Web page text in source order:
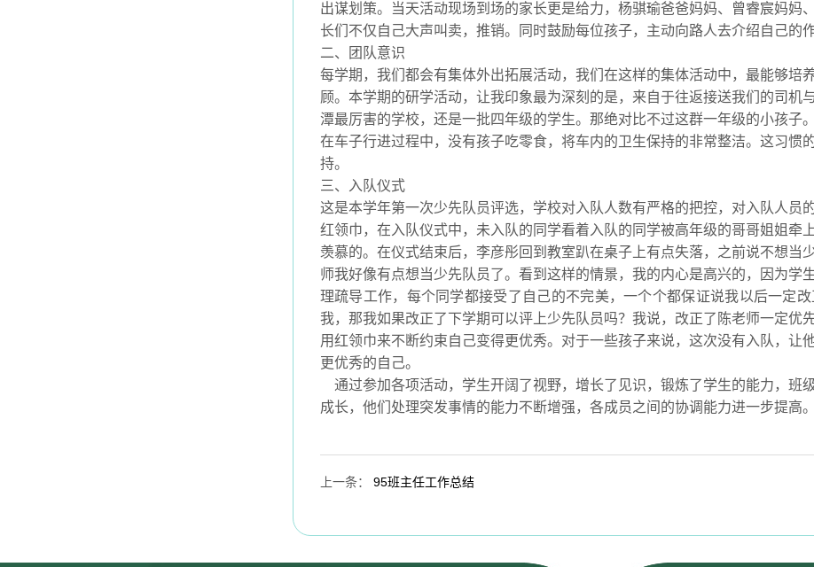
出谋划策。当天活动现场到场的家长更是给力，杨骐瑜爸爸妈妈、曾睿宸妈妈
长们不仅自己大声叫卖，推销。同时鼓励每位孩子，主动向路人去介绍自己的
二、团队意识
每学期，我们都会有集体外出拓展活动，我们在这样的集体活动中，最能够培
顾。本学期的研学活动，让我印象最为深刻的是，来自于往返接送我们的司机
潭最厉害的学校，还是一批四年级的学生。那绝对比不过这群一年级的小孩子
在车子行进过程中，没有孩子吃零食，将车内的卫生保持的非常整洁。这习惯
持。
三、入队仪式
这是本学年第一次少先队员评选，学校对入队人数有严格的把控，对入队人员
红领巾，在入队仪式中，未入队的同学看着入队的同学被高年级的哥哥姐姐牵
羡慕的。在仪式结束后，李彦彤回到教室趴在桌子上有点失落，之前说不想当
师我好像有点想当少先队员了。看到这样的情景，我的内心是高兴的，因为学
理疏导工作，每个同学都接受了自己的不完美，一个个都保证说我以后一定
我，那我如果改正了下学期可以评上少先队员吗？我说，改正了陈老师一定优
用红领巾来不断约束自己变得更优秀。对于一些孩子来说，这次没有入队，让
更优秀的自己。
通过参加各项活动，学生开阔了视野，增长了见识，锻炼了学生的能力，班
成长，他们处理突发事情的能力不断增强，各成员之间的协调能力进一步提高。
上一条： 95班主任工作总结